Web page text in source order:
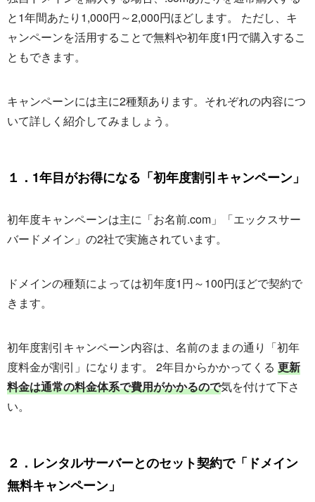
と1年間あたり1,000円～2,000円ほどします。 ただし、キ
ャンペーンを活用することで無料や初年度1円で購入するこ
ともできます。
キャンペーンには主に2種類あります。それぞれの内容につ
いて詳しく紹介してみましょう。
１．1年目がお得になる「初年度割引キャンペーン」
初年度キャンペーンは主に「お名前.com」「エックスサー
バードメイン」の2社で実施されています。
ドメインの種類によっては初年度1円～100円ほどで契約で
きます。
初年度割引キャンペーン内容は、名前のままの通り「初年
度料金が割引」になります。 2年目からかかってくる 更新
料金は通常の料金体系で費用がかかるので気を付けて下さ
い。
２．レンタルサーバーとのセット契約で「ドメイン
無料キャンペーン」